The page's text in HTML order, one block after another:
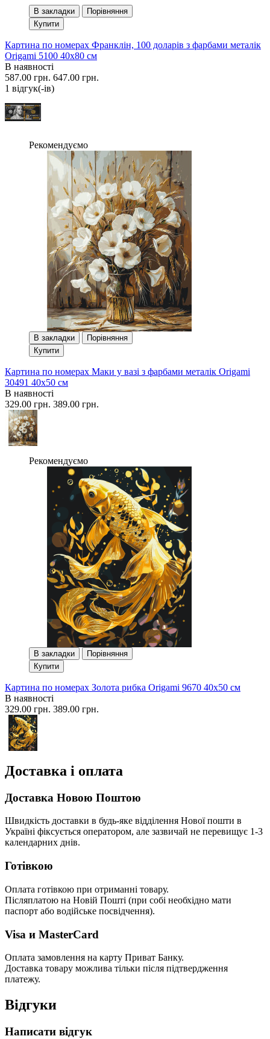
В закладки
Порівняння
Купити
Картина по номерах Франклін, 100 доларів з фарбами металік
Origami 5100 40x80 см
В наявності
587.00 грн. 647.00 грн.
1 вiдгук(-iв)
Рекомендуємо
В закладки
Порівняння
Купити
Картина по номерах Маки у вазі з фарбами металік Origami
30491 40x50 см
В наявності
329.00 грн. 389.00 грн.
Рекомендуємо
В закладки
Порівняння
Купити
Картина по номерах Золота рибка Origami 9670 40x50 см
В наявності
329.00 грн. 389.00 грн.
Доставка і оплата
Доставка Новою Поштою
Швидкість доставки в будь-яке відділення Нової пошти в
Україні фіксується оператором, але зазвичай не перевищує 1-3
календарних днів.
Готівкою
Оплата готівкою при отриманні товару.
Післяплатою на Новій Пошті (при собі необхідно мати
паспорт або водійське посвідчення).
Visa и MasterCard
Оплата замовлення на карту Приват Банку.
Доставка товару можлива тільки після підтвердження
платежу.
Відгуки
Написати відгук